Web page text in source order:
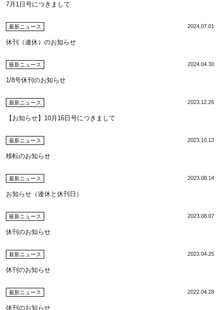
7月1日号につきまして
最新ニュース 2024.07.01
休刊（連休）のお知らせ
最新ニュース 2024.04.30
1/8号休刊のお知らせ
最新ニュース 2023.12.26
【お知らせ】10月16日号につきまして
最新ニュース 2023.10.13
移転のお知らせ
最新ニュース 2023.08.14
お知らせ（連休と休刊日）
最新ニュース 2023.08.07
休刊のお知らせ
最新ニュース 2023.04.25
休刊のお知らせ
最新ニュース 2022.04.28
休刊のお知らせ